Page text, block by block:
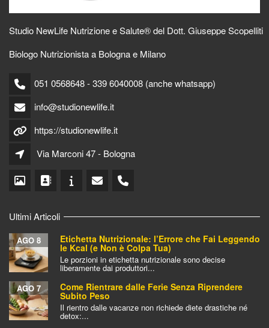
Studio NewLife Nutrizione e Salute® del Dott. Giuseppe Scopelliti
Biologo Nutrizionista a Bologna e Milano
051 0568648 - 339 6040008 (anche whatsapp)
info@studionewlife.it
https://studionewlife.it
Via Marconi 47 - Bologna
Ultimi Articoli
Etichetta Nutrizionale: l’Errore che Fai Leggendo
le Kcal (e Non è Colpa Tua)
AGO 8
Le porzioni in etichetta nutrizionale sono decise
liberamente dai produttori...
Come Rientrare dalle Ferie Senza Riprendere
Subito Peso
AGO 7
Il rientro dalle vacanze non richiede diete drastiche né
detox:...